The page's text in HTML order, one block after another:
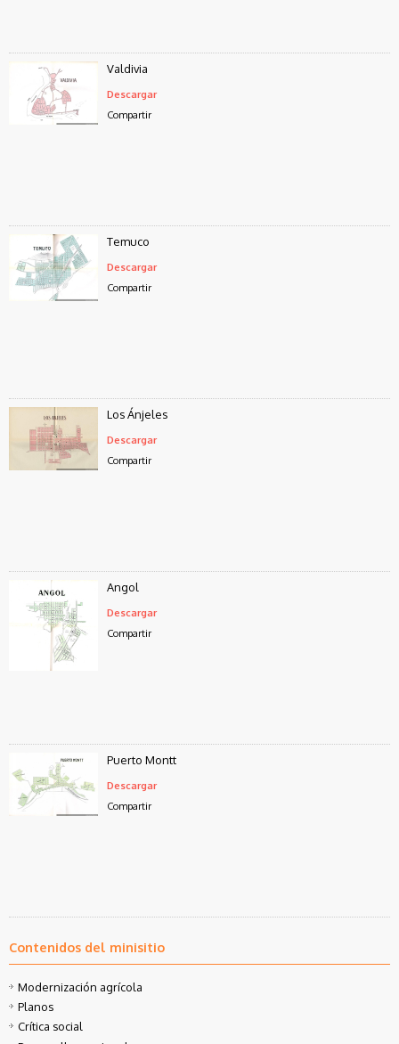
Valdivia
Descargar
Compartir
Temuco
Descargar
Compartir
Los Ánjeles
Descargar
Compartir
Angol
Descargar
Compartir
Puerto Montt
Descargar
Compartir
Contenidos del minisitio
Modernización agrícola
Planos
Crítica social